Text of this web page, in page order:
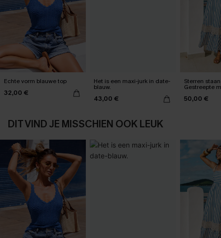
Echte vorm blauwe top
32,00 €
Het is een maxi-jurk in date-
blauw.
43,00 €
Sterren
Gestreepte
50,00 €
DIT VIND JE MISSCHIEN OOK LEUK